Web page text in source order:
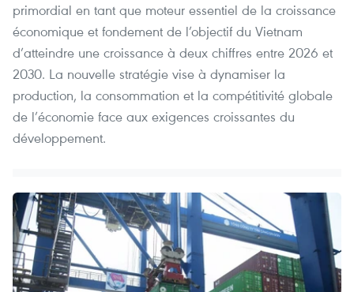
primordial en tant que moteur essentiel de la croissance
économique et fondement de l’objectif du Vietnam
d’atteindre une croissance à deux chiffres entre 2026 et
2030. La nouvelle stratégie vise à dynamiser la
production, la consommation et la compétitivité globale
de l’économie face aux exigences croissantes du
développement.